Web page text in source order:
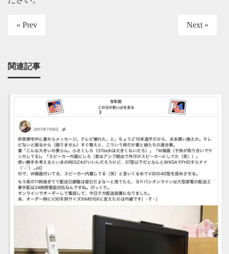
« Prev Next »
関連記事